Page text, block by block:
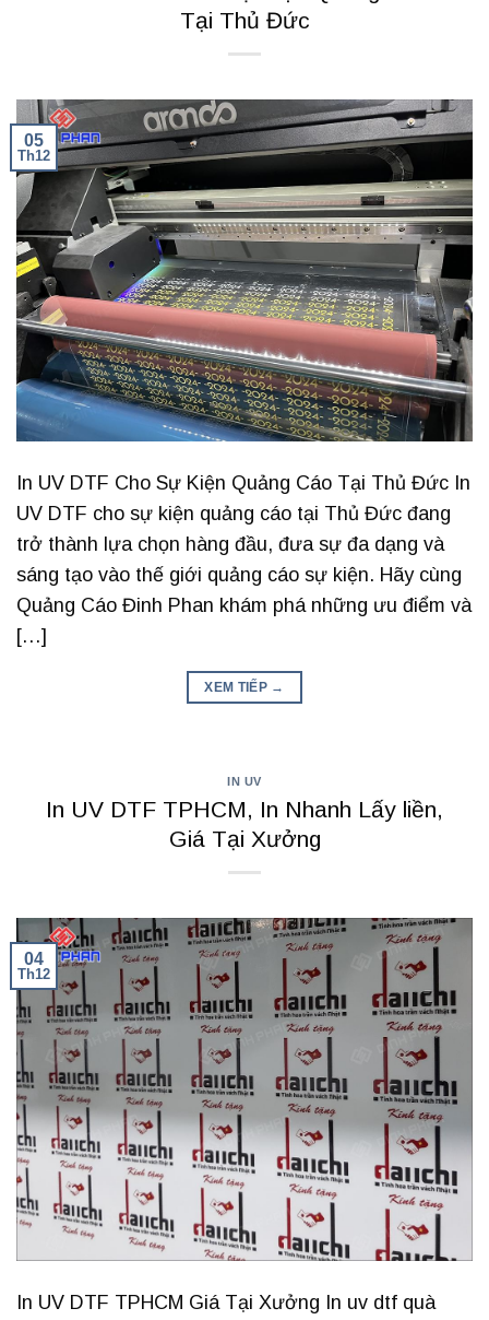
Tại Thủ Đức
05
Th12
In UV DTF Cho Sự Kiện Quảng Cáo Tại Thủ Đức In
UV DTF cho sự kiện quảng cáo tại Thủ Đức đang
trở thành lựa chọn hàng đầu, đưa sự đa dạng và
sáng tạo vào thế giới quảng cáo sự kiện. Hãy cùng
Quảng Cáo Đinh Phan khám phá những ưu điểm và
[…]
XEM TIẾP →
IN UV
In UV DTF TPHCM, In Nhanh Lấy liền,
Giá Tại Xưởng
04
Th12
In UV DTF TPHCM Giá Tại Xưởng In uv dtf quà